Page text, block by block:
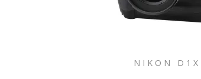
NIKON D1X